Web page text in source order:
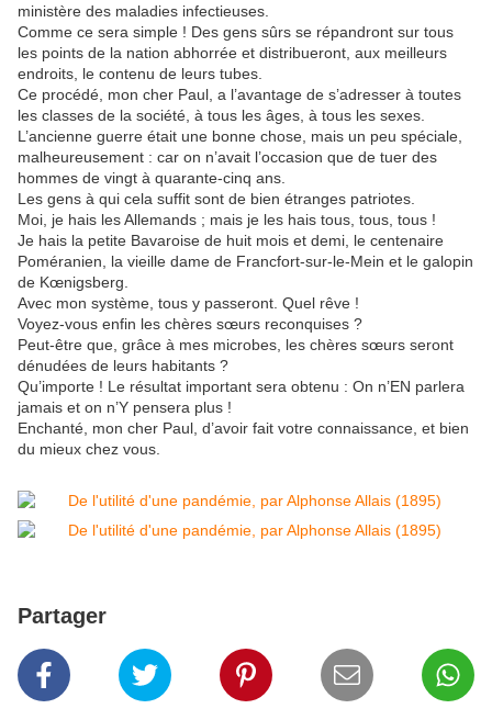
ministère des maladies infectieuses.
Comme ce sera simple ! Des gens sûrs se répandront sur tous
les points de la nation abhorrée et distribueront, aux meilleurs
endroits, le contenu de leurs tubes.
Ce procédé, mon cher Paul, a l’avantage de s’adresser à toutes
les classes de la société, à tous les âges, à tous les sexes.
L’ancienne guerre était une bonne chose, mais un peu spéciale,
malheureusement : car on n’avait l’occasion que de tuer des
hommes de vingt à quarante-cinq ans.
Les gens à qui cela suffit sont de bien étranges patriotes.
Moi, je hais les Allemands ; mais je les hais tous, tous, tous !
Je hais la petite Bavaroise de huit mois et demi, le centenaire
Poméranien, la vieille dame de Francfort-sur-le-Mein et le galopin
de Kœnigsberg.
Avec mon système, tous y passeront. Quel rêve !
Voyez-vous enfin les chères sœurs reconquises ?
Peut-être que, grâce à mes microbes, les chères sœurs seront
dénudées de leurs habitants ?
Qu’importe ! Le résultat important sera obtenu : On n’EN parlera
jamais et on n’Y pensera plus !
Enchanté, mon cher Paul, d’avoir fait votre connaissance, et bien
du mieux chez vous.
Partager